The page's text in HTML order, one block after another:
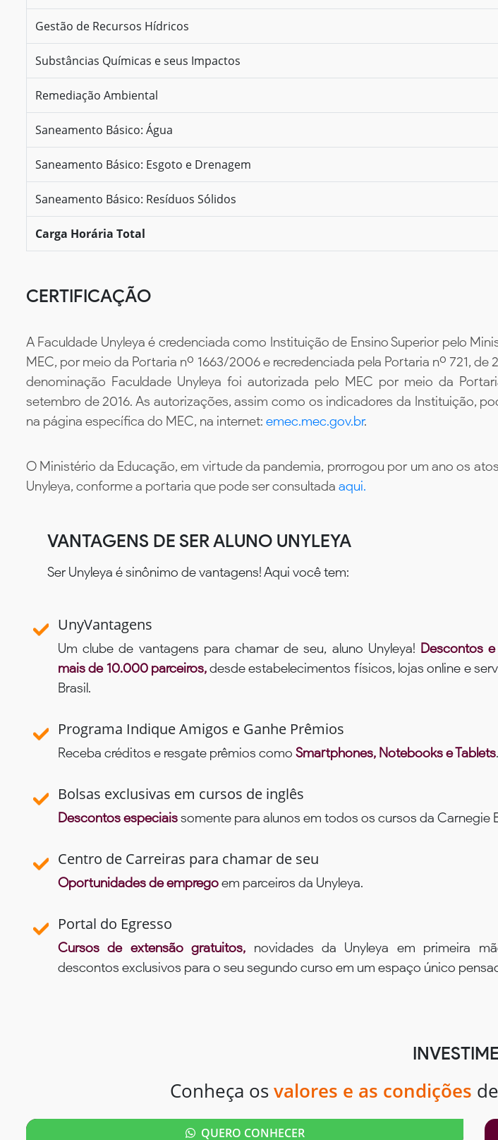
Gestão de Recursos Hídricos
Substâncias Químicas e seus Impactos
Remediação Ambiental
Saneamento Básico: Água
Saneamento Básico: Esgoto e Drenagem
Saneamento Básico: Resíduos Sólidos
Carga Horária Total
CERTIFICAÇÃO
A Faculdade Unyleya é credenciada como Instituição de Ensino Superior pelo
MEC, por meio da Portaria nº 1663/2006 e recredenciada pela Portaria nº 721, de
denominação Faculdade Unyleya foi autorizada pelo MEC por meio da
setembro de 2016. As autorizações, assim como os indicadores da Instituição,
na página específica do MEC, na internet: emec.mec.gov.br.
O Ministério da Educação, em virtude da pandemia, prorrogou por um ano os
Unyleya, conforme a portaria que pode ser consultada aqui.
VANTAGENS DE SER ALUNO UNYLEYA
Ser Unyleya é sinônimo de vantagens! Aqui você tem:
UnyVantagens
Um clube de vantagens para chamar de seu, aluno Unyleya! Descontos
mais de 10.000 parceiros,desde estabelecimentos físicos, lojas online e
Brasil.
Programa Indique Amigos e Ganhe Prêmios
Receba créditos e resgate prêmios como Smartphones, Notebooks e Tablets.
Bolsas exclusivas em cursos de inglês
Descontos especiaissomente para alunos em todos os cursos da Carnegie
Centro de Carreiras para chamar de seu
Oportunidades de empregoem parceiros da Unyleya.
Portal do Egresso
Cursos de extensão gratuitos, novidades da Unyleya em primeira
descontos exclusivos para o seu segundo curso em um espaço único
Conheça os valores e as condições
QUERO CONHECER